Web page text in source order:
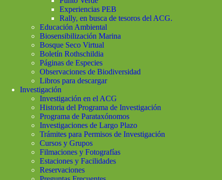
Experiencias PEB
Rally, en busca de tesoros del ACG.
Educación Ambiental
Biosensibilización Marina
Bosque Seco Virtual
Boletín Rothschildia
Páginas de Especies
Observaciones de Biodiversidad
Libros para descargar
Investigación
Investigación en el ACG
Historia del Programa de Investigación
Programa de Parataxónomos
Investigaciones de Largo Plazo
Trámites para Permisos de Investigación
Cursos y Grupos
Filmaciones y Fotografías
Estaciones y Facilidades
Reservaciones